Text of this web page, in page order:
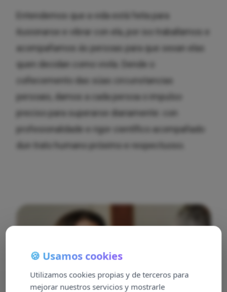
Entendemos que a vida está feita para
ilusionarse e vibrar con ela, por iso traballamos e
acompañamos ás persoas para que sexan elas
quen decidan como vivila. Dende o
coñecemento das súas circunstancias
persoais, damos a cada persoa o impulso
preciso para superarse diariamente: con
profesionalidade e rigor científico acompañado
dun trato humano próximo e respectuoso.
🍪 Usamos cookies
Utilizamos cookies propias y de terceros para
mejorar nuestros servicios y mostrarle